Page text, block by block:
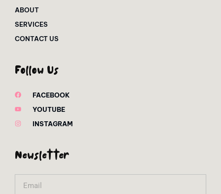
ABOUT
SERVICES
CONTACT US
Follow Us
FACEBOOK
YOUTUBE
INSTAGRAM
Newsletter